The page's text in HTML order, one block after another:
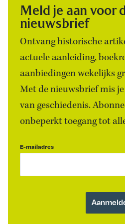
Meld je aan voor
nieuwsbrief
Ontvang historische
actuele aanleiding,
aanbiedingen wekelijks
Met de nieuwsbrief mis
van geschiedenis.
onbeperkt toegang tot
E-mailadres